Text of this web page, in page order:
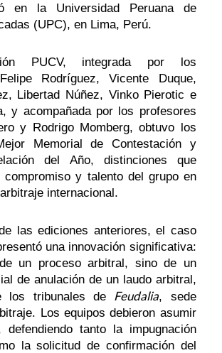
en la Universidad Peruana de
(UPC), en Lima, Perú.
PUCV, integrada por los
Rodríguez, Vicente Duque,
Libertad Núñez, Vinko Pierotic e
y acompañada por los profesores
y Rodrigo Momberg, obtuvo los
Memorial de Contestación y
del Año, distinciones que
compromiso y talento del grupo en
internacional.
las ediciones anteriores, el caso
una innovación significativa:
un proceso arbitral, sino de un
de anulación de un laudo arbitral,
los tribunales de Feudalia, sede
Los equipos debieron asumir
defendiendo tanto la impugnación
la solicitud de confirmación del